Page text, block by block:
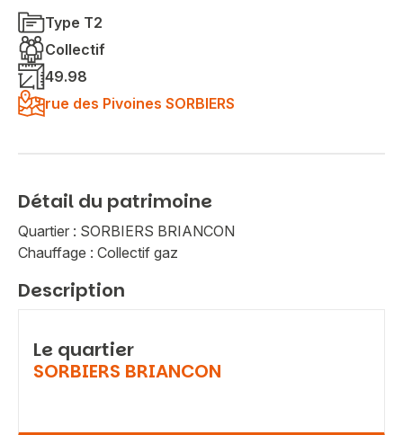
Type T2
Collectif
49.98
rue des Pivoines SORBIERS
Détail du patrimoine
Quartier : SORBIERS BRIANCON
Chauffage : Collectif gaz
Description
Le quartier
SORBIERS BRIANCON